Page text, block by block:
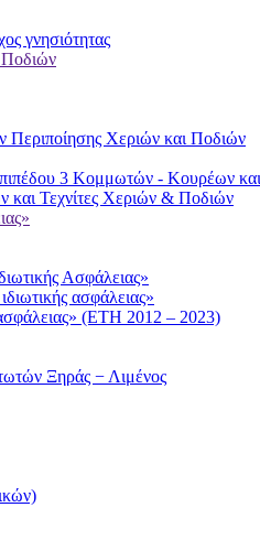
γνησιότητας
Χεριών και Ποδιών
3 Κομμωτών - Κουρέων
Τεχνίτες Χεριών & Ποδιών
Ασφάλειας»
ασφάλειας»
(ΕΤΗ 2012 – 2023)
Ξηράς − Λιμένος